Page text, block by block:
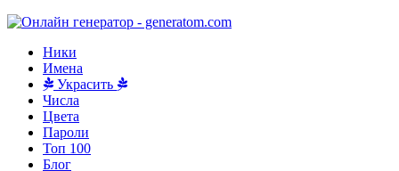
Ники
Имена
Украсить
Числа
Цвета
Пароли
Топ 100
Блог